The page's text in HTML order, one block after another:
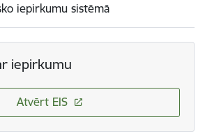
iepirkumu sistēmā
iepirkumu
Atvērt EIS